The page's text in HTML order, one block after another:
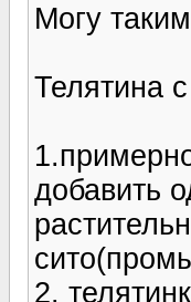
Могу
Телятина
добавить
2.